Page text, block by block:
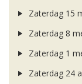
Zaterdag 15
Zaterdag 8
Zaterdag 1
Zaterdag 24